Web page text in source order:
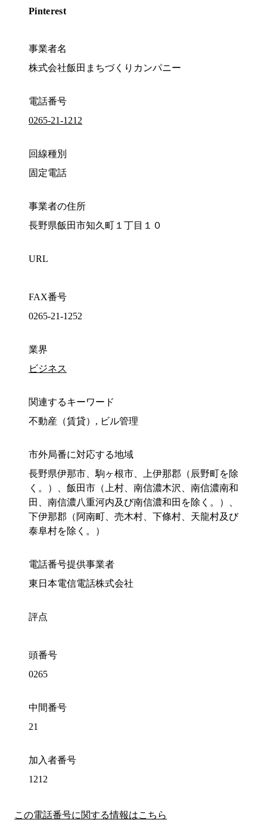
Pinterest
事業者名
株式会社飯田まちづくりカンパニー
電話番号
0265-21-1212
回線種別
固定電話
事業者の住所
長野県飯田市知久町１丁目１０
URL
FAX番号
0265-21-1252
業界
ビジネス
関連するキーワード
不動産（賃貸）, ビル管理
市外局番に対応する地域
長野県伊那市、駒ヶ根市、上伊那郡（辰野町を除
く。）、飯田市（上村、南信濃木沢、南信濃南和
田、南信濃八重河内及び南信濃和田を除く。）、
下伊那郡（阿南町、売木村、下條村、天龍村及び
泰阜村を除く。）
電話番号提供事業者
東日本電信電話株式会社
評点
頭番号
0265
中間番号
21
加入者番号
1212
この電話番号に関する情報はこちら